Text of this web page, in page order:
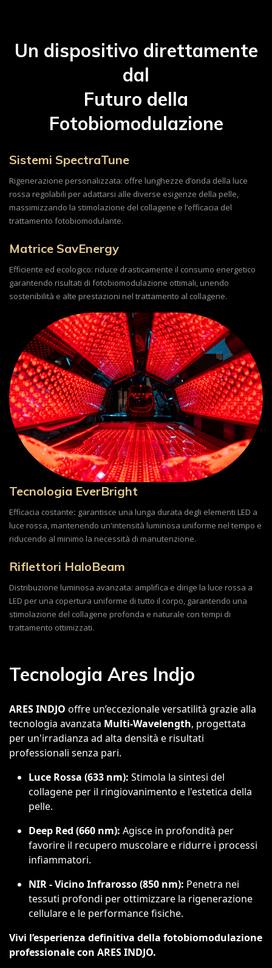
Un dispositivo direttamente
dal
Futuro della
Fotobiomodulazione
Sistemi SpectraTune
Rigenerazione personalizzata: offre lunghezze d’onda della luce
rossa regolabili per adattarsi alle diverse esigenze della pelle,
massimizzando la stimolazione del collagene e l’efficacia del
trattamento fotobiomodulante.
Matrice SavEnergy
Efficiente ed ecologico: riduce drasticamente il consumo energetico
garantendo risultati di fotobiomodulazione ottimali, unendo
sostenibilità e alte prestazioni nel trattamento al collagene.
Tecnologia EverBright
Efficacia costante: garantisce una lunga durata degli elementi LED a
luce rossa, mantenendo un'intensità luminosa uniforme nel tempo e
riducendo al minimo la necessità di manutenzione.
Riflettori HaloBeam
Distribuzione luminosa avanzata: amplifica e dirige la luce rossa a
LED per una copertura uniforme di tutto il corpo, garantendo una
stimolazione del collagene profonda e naturale con tempi di
trattamento ottimizzati.
Tecnologia Ares Indjo
ARES INDJO offre un’eccezionale versatilità grazie alla
tecnologia avanzata Multi-Wavelength, progettata
per un'irradianza ad alta densità e risultati
professionali senza pari.
Luce Rossa (633 nm): Stimola la sintesi del
collagene per il ringiovanimento e l'estetica della
pelle.
Deep Red (660 nm): Agisce in profondità per
favorire il recupero muscolare e ridurre i processi
infiammatori.
NIR - Vicino Infrarosso (850 nm): Penetra nei
tessuti profondi per ottimizzare la rigenerazione
cellulare e le performance fisiche.
Vivi l’esperienza definitiva della fotobiomodulazione
professionale con ARES INDJO.